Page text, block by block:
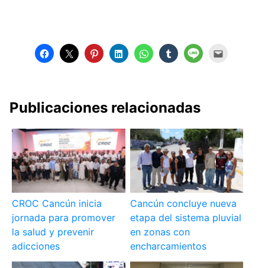
Publicaciones relacionadas
CROC Cancún inicia
jornada para promover
la salud y prevenir
adicciones
Cancún concluye nueva
etapa del sistema pluvial
en zonas con
encharcamientos